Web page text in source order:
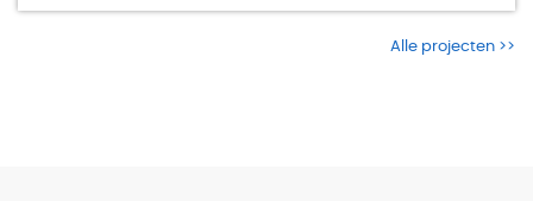
Alle projecten >>